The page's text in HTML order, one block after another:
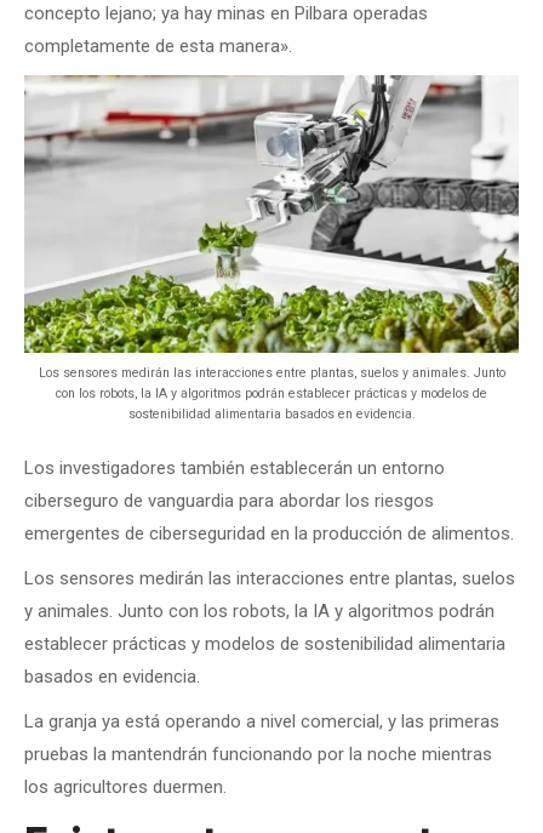
concepto lejano; ya hay minas en Pilbara operadas
completamente de esta manera».
Los sensores medirán las interacciones entre plantas, suelos y animales. Junto
con los robots, la IA y algoritmos podrán establecer prácticas y modelos de
sostenibilidad alimentaria basados ​​en evidencia.
Los investigadores también establecerán un entorno
ciberseguro de vanguardia para abordar los riesgos
emergentes de ciberseguridad en la producción de alimentos.
Los sensores medirán las interacciones entre plantas, suelos
y animales. Junto con los robots, la IA y algoritmos podrán
establecer prácticas y modelos de sostenibilidad alimentaria
basados ​​en evidencia.
La granja ya está operando a nivel comercial, y las primeras
pruebas la mantendrán funcionando por la noche mientras
los agricultores duermen.